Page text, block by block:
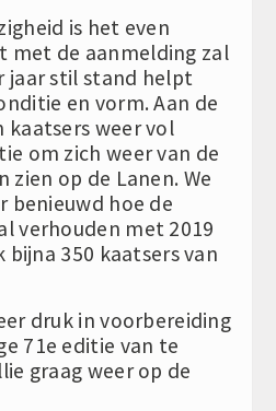
is het even
met de aanmelding zal
jaar stil stand helpt
en vorm. Aan de
weer vol
om zich weer van de
op de Lanen. We
benieuwd hoe de
verhouden met 2019
350 kaatsers van
druk in voorbereiding
71e editie van te
graag weer op de